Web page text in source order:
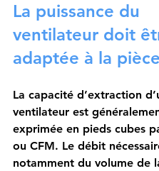
La puissance du
ventilateur doit
adaptée à la pièce
La capacité d’extraction
ventilateur est
exprimée en pieds cubes
ou CFM. Le débit
notamment du volume de